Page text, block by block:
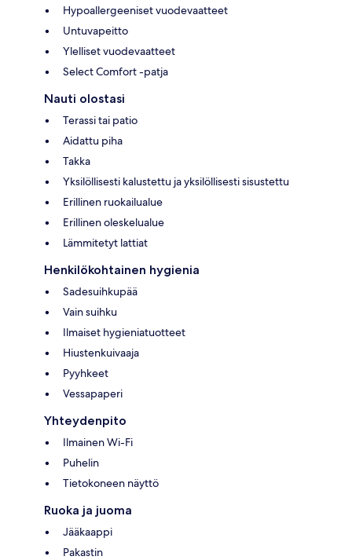
Hypoallergeeniset vuodevaatteet
Untuvapeitto
Ylelliset vuodevaatteet
Select Comfort -patja
Nauti olostasi
Terassi tai patio
Aidattu piha
Takka
Yksilöllisesti kalustettu ja yksilöllisesti sisustettu
Erillinen ruokailualue
Erillinen oleskelualue
Lämmitetyt lattiat
Henkilökohtainen hygienia
Sadesuihkupää
Vain suihku
Ilmaiset hygieniatuotteet
Hiustenkuivaaja
Pyyhkeet
Vessapaperi
Yhteydenpito
Ilmainen Wi-Fi
Puhelin
Tietokoneen näyttö
Ruoka ja juoma
Jääkaappi
Pakastin